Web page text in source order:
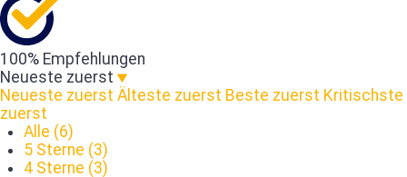
100% Empfehlungen
Neueste zuerst
Neueste zuerst Älteste zuerst Beste zuerst Kritischste
zuerst
Alle (6)
5 Sterne (3)
4 Sterne (3)